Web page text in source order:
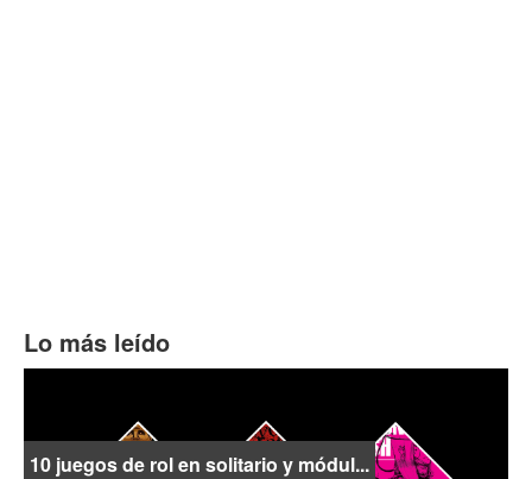
Lo más leído
10 juegos de rol en solitario y módul...